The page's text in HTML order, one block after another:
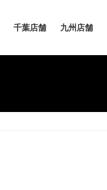
千葉店舗 九州店舗